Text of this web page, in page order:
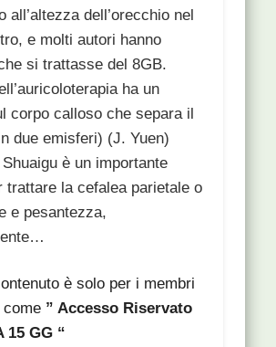
all’altezza dell’orecchio nel
e molti autori hanno
si trattasse del 8GB.
ha un
corpo calloso che separa il
due emisferi) (J. Yuen)
è un importante
trattare la cefalea parietale o
e pesantezza,
è solo per i membri
” Accesso Riservato
15 GG “